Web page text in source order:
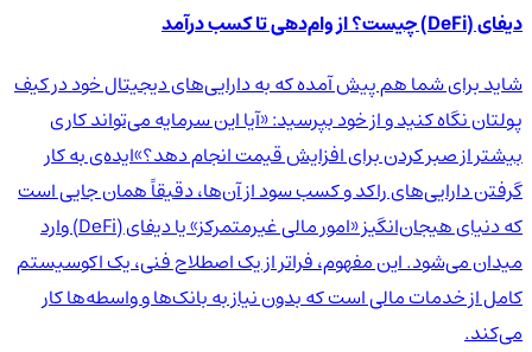
دیفای (DeFi) چیست؟ از وام‌دهی تا کسب درآمد
شاید برای شما هم پیش آمده که به دارایی‌های دیجیتال خود در کیف
پولتان نگاه کنید و از خود بپرسید: «آیا این سرمایه می‌تواند کاری
بیشتر از صبر کردن برای افزایش قیمت انجام دهد؟»ایده‌ی به کار
گرفتن دارایی‌های راکد و کسب سود از آن‌ها، دقیقاً همان جایی است
که دنیای هیجان‌انگیز «امور مالی غیرمتمرکز» یا دیفای (DeFi) وارد
میدان می‌شود. این مفهوم، فراتر از یک اصطلاح فنی، یک اکوسیستم
کامل از خدمات مالی است که بدون نیاز به بانک‌ها و واسطه‌ها کار
می‌کند.